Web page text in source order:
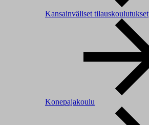
Kansainväliset tilauskoulutukset
Konepajakoulu